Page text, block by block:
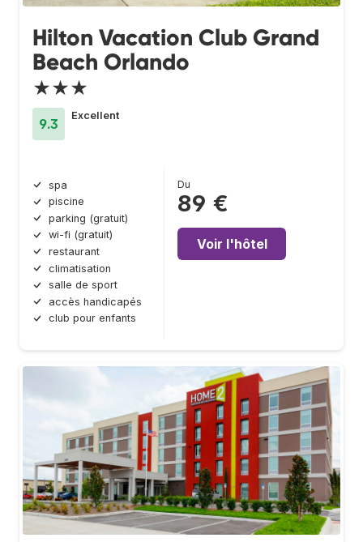
Hilton Vacation Club Grand
Beach Orlando
★★★
9.3
Excellent
spa
piscine
parking (gratuit)
wi-fi (gratuit)
restaurant
climatisation
salle de sport
accès handicapés
club pour enfants
Du
89 €
Voir l'hôtel